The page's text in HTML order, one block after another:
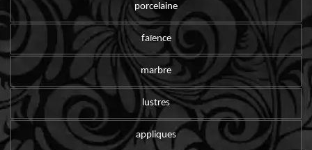
porcelaine
faïence
marbre
lustres
appliques